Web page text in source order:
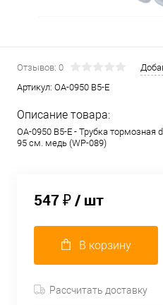
Отзывов: 0
Артикул: OA-0950 B5-E
Описание товара:
OA-0950 B5-E - Трубка
95 см. медь (WP-089)
547 ₽/ шт
В корзину
Рассчитать доставку